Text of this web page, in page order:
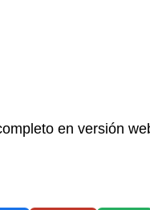
en versión